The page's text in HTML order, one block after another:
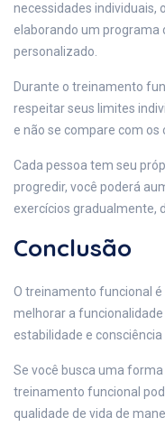
necessidades individuais,
elaborando um programa
personalizado.
Durante o treinamento
respeitar seus limites
e não se compare com os
Cada pessoa tem seu
progredir, você poderá
exercícios gradualmente,
Conclusão
O treinamento funcional
melhorar a
estabilidade e consciência
Se você busca uma
treinamento funcional
qualidade de vida de